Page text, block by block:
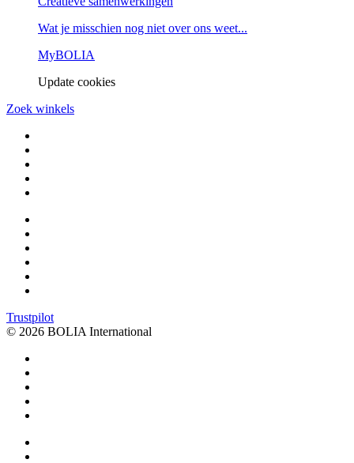
Wat je misschien nog niet over ons weet...
MyBOLIA
Update cookies
Zoek winkels
Trustpilot
© 2026 BOLIA International